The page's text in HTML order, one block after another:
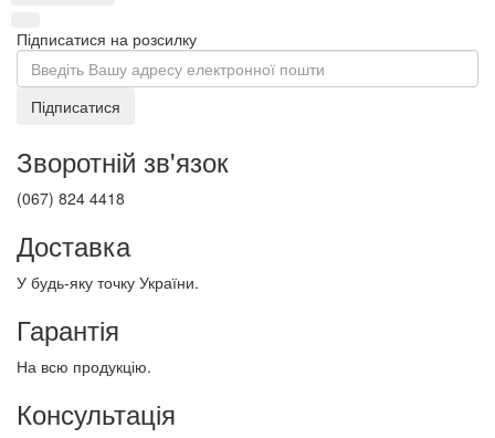
Підписатися на розсилку
Підписатися
Зворотній зв'язок
(067) 824 4418
Доставка
У будь-яку точку України.
Гарантія
На всю продукцію.
Консультація